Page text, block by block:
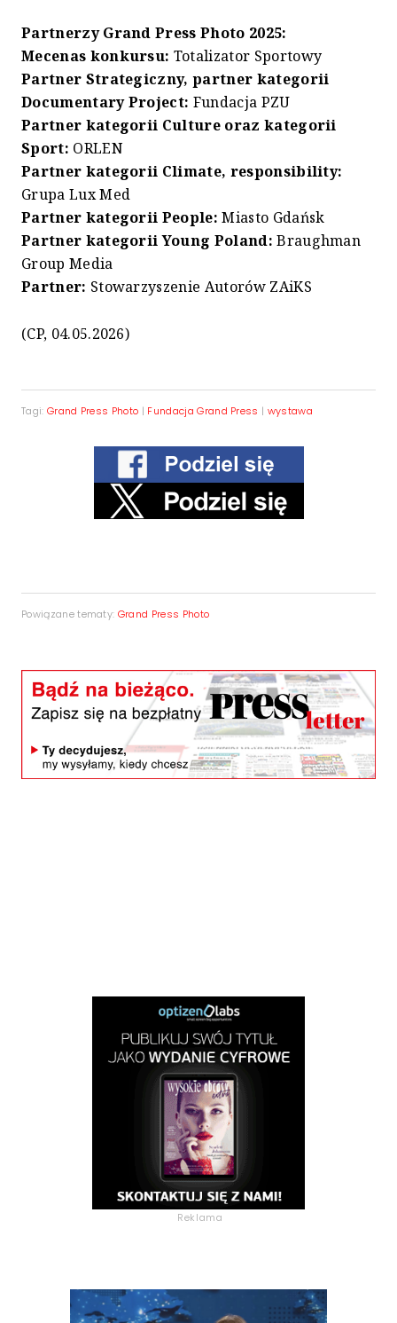
Partnerzy Grand Press Photo 2025:
Mecenas konkursu: Totalizator Sportowy
Partner Strategiczny, partner kategorii
Documentary Project: Fundacja PZU
Partner kategorii Culture oraz kategorii
Sport: ORLEN
Partner kategorii Climate, responsibility:
Grupa Lux Med
Partner kategorii People: Miasto Gdańsk
Partner kategorii Young Poland: Braughman
Group Media
Partner: Stowarzyszenie Autorów ZAiKS
(CP, 04.05.2026)
Tagi: Grand Press Photo | Fundacja Grand Press | wystawa
Powiązane tematy: Grand Press Photo
Reklama